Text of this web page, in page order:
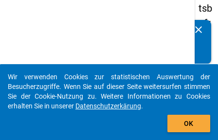
tsb
efr
g
20
23
Details
clear
auto_stories
add_shopping_cart
Wir verwenden Cookies zur statistischen Auswertung der
Besucherzugriffe. Wenn Sie auf dieser Seite weitersurfen stimmen
Sie der Cookie-Nutzung zu. Weitere Informationen zu Cookies
erhalten Sie in unserer Datenschutzerkärung.
OK